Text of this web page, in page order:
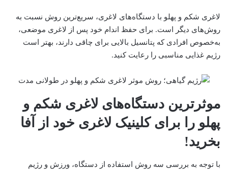
لاغری شکم و پهلو با دستگاه‌های لاغری، سریع‌ترین روش نسبت به
روش‌های دیگر است. برای حفظ اندام خود پس از لاغری موضعی،
به‌خصوص افرادی که پتانسیل بالایی برای چاقی دارند، بهتر است
رژیم غذایی مناسبی را رعایت کنید.
موثرترین دستگاه‌های لاغری شکم و
پهلو را برای کلینیک لاغری خود از آفا
بخرید!
با ‌توجه‌ به بررسی سه روش استفاده از دستگاه، ورزش و رژیم